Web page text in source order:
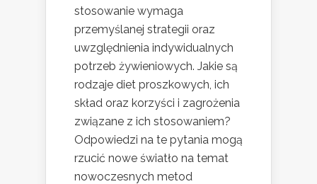
stosowanie wymaga
przemyślanej strategii oraz
uwzględnienia indywidualnych
potrzeb żywieniowych. Jakie są
rodzaje diet proszkowych, ich
skład oraz korzyści i zagrożenia
związane z ich stosowaniem?
Odpowiedzi na te pytania mogą
rzucić nowe światło na temat
nowoczesnych metod